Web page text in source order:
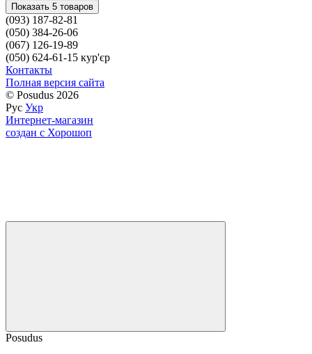
Показать 5 товаров
(093) 187-82-81
(050) 384-26-06
(067) 126-19-89
(050) 624-61-15 кур'єр
Контакты
Полная версия сайта
© Posudus 2026
Рус Укр
Интернет-магазин
создан с Хорошоп
Posudus